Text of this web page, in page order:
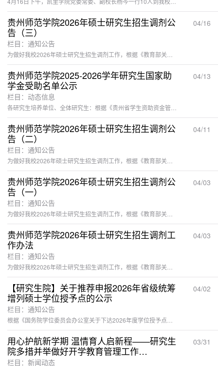
贵州师范学院2026年硕士研究生招生调剂公
告（三）
栏目：通知公告
04/16
贵州师范学院2025-2026学年研究生国家助
学金受助名单公示
栏目：动态信息
04/13
贵州师范学院2026年硕士研究生招生调剂公
告（二）
栏目：通知公告
04/11
贵州师范学院2026年硕士研究生招生调剂公
告（一）
栏目：通知公告
04/03
贵州师范学院2026年硕士研究生招生调剂工
作办法
栏目：通知公告
04/03
【研究生院】关于推荐申报2026年省级统筹
增列硕士学位授予点的公示
栏目：通知公告
04/02
用心护航新学期 温情育人启新程——研究生
院多措并举做好开学教育管理工作
2026.3.30
栏目：新闻动态
03/31